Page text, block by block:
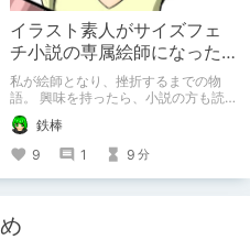
イラスト素人がサイズフェ
チ小説の専属絵師になった
お話
私が絵師となり、挫折するまでの物
語。 興味を持ったら、小説の方も読
んで欲しいなって感じ 私の絵を使っ
てくれてる小説書きさんのページＵＲ
Ｌ
https://www.pixiv.net/users/341489
73/novels?p=1
鉄棒
9
1 9 分